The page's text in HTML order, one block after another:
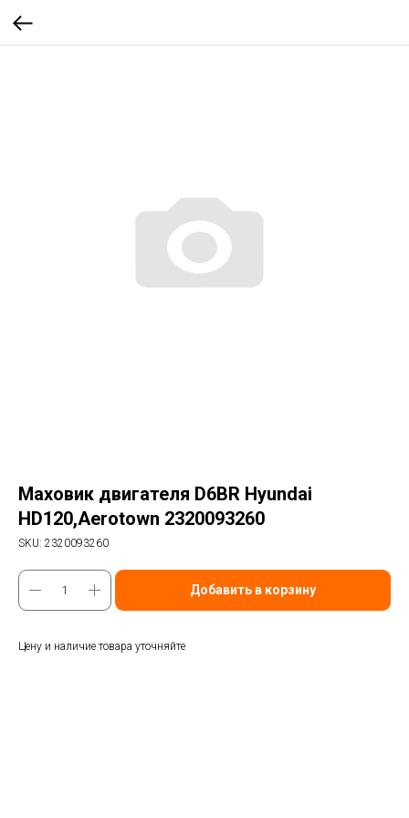
Маховик двигателя D6BR Hyundai
HD120,Aerotown 2320093260
SKU: 2320093260
Добавить в корзину
Цену и наличие товара уточняйте